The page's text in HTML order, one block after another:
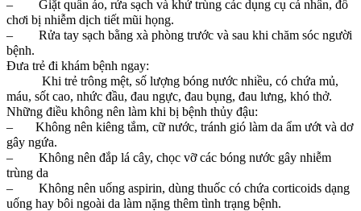
– Giặt quần áo, rửa sạch và khử trùng các dụng cụ cá nhân, đồ
chơi bị nhiễm dịch tiết mũi họng.
– Rửa tay sạch bằng xà phòng trước và sau khi chăm sóc người
bệnh.
Đưa trẻ đi khám bệnh ngay:
Khi trẻ trông mệt, số lượng bóng nước nhiều, có chứa mủ,
máu, sốt cao, nhức đầu, đau ngực, đau bụng, đau lưng, khó thở.
Những điều không nên làm khi bị bệnh thủy đậu:
– Không nên kiêng tắm, cữ nước, tránh gió làm da ẩm ướt và dơ
gây ngứa.
– Không nên đắp lá cây, chọc vỡ các bóng nước gây nhiễm
trùng da
– Không nên uống aspirin, dùng thuốc có chứa corticoids dạng
uống hay bôi ngoài da làm nặng thêm tình trạng bệnh.